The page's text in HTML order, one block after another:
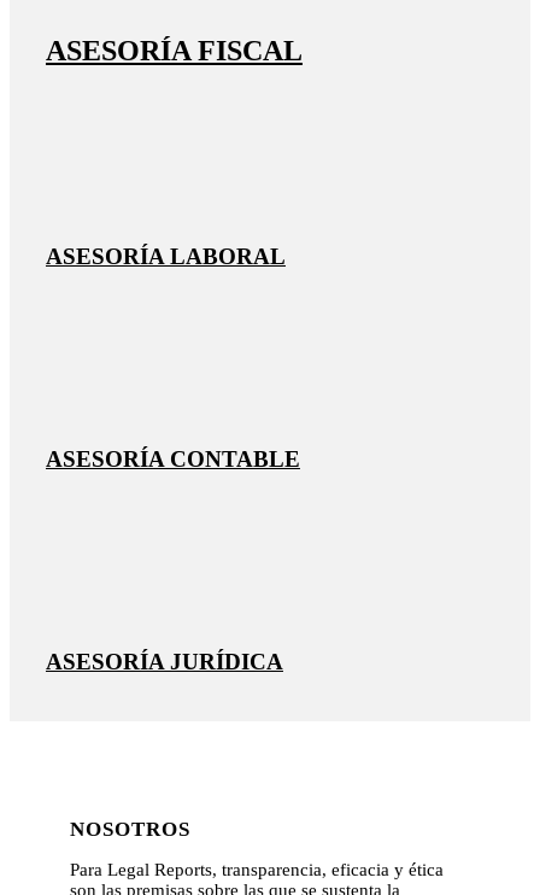
ASESORÍA FISCAL
ASESORÍA LABORAL
ASESORÍA CONTABLE
ASESORÍA JURÍDICA
NOSOTROS
Para Legal Reports, transparencia, eficacia y ética
son las premisas sobre las que se sustenta la